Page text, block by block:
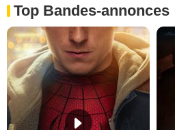
Top Bandes-annonces